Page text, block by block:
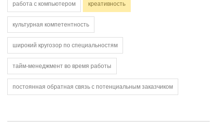
работа с компьютером креативность
культурная компетентность
широкий кругозор по специальностям
тайм-менеджмент во время работы
постоянная обратная связь с потенциальным заказчиком